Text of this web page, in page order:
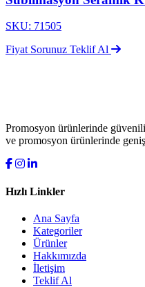
SKU: 71505
Fiyat Sorunuz Teklif Al
Promosyon ürünlerinde
ve promosyon ürünlerinde
Hızlı Linkler
Ana Sayfa
Kategoriler
Ürünler
Hakkımızda
İletişim
Teklif Al